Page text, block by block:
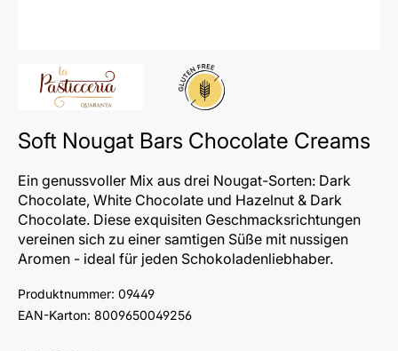
Glutenfrei
Soft Nougat Bars Chocolate Creams
Ein genussvoller Mix aus drei Nougat-Sorten: Dark
Chocolate, White Chocolate und Hazelnut & Dark
Chocolate. Diese exquisiten Geschmacksrichtungen
vereinen sich zu einer samtigen Süße mit nussigen
Aromen - ideal für jeden Schokoladenliebhaber.
Produktnummer: 09449
EAN-Karton: 8009650049256